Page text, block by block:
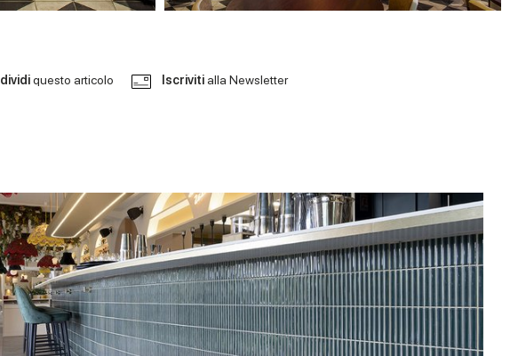
questo articolo Iscriviti alla Newsletter